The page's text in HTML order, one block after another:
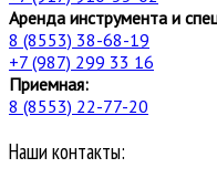
Аренда инструмента и
8 (8553) 38-68-19
+7 (987) 299 33 16
Приемная:
8 (8553) 22-77-20
Наши контакты: